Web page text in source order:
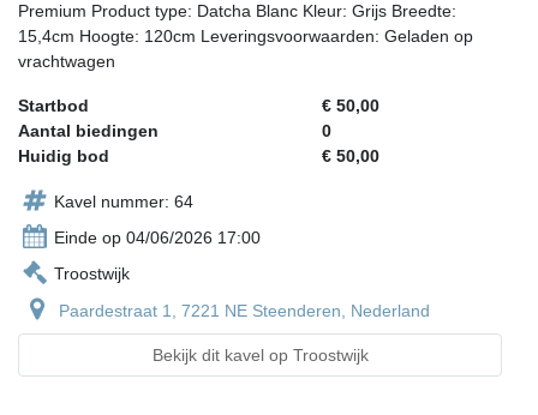
Premium Product type: Datcha Blanc Kleur: Grijs Breedte:
15,4cm Hoogte: 120cm Leveringsvoorwaarden: Geladen op
vrachtwagen
Startbod
€ 50,00
Aantal biedingen
0
Huidig bod
€ 50,00
Kavel nummer: 64
Einde op 04/06/2026 17:00
Troostwijk
Paardestraat 1, 7221 NE Steenderen, Nederland
Bekijk dit kavel op Troostwijk